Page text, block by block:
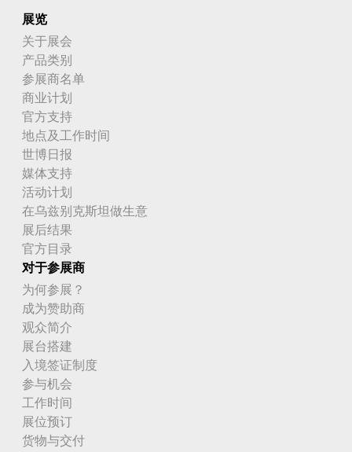
展览
关于展会
产品类别
参展商名单
商业计划
官方支持
地点及工作时间
世博日报
媒体支持
活动计划
在乌兹别克斯坦做生意
展后结果
官方目录
对于参展商
为何参展？
成为赞助商
观众简介
展台搭建
入境签证制度
参与机会
工作时间
展位预订
货物与交付